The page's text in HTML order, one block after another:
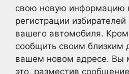
свою новую информацию
регистрации
вашего автомобиля.
сообщить своим близким
вашем новом адресе. Вы
это, разместив